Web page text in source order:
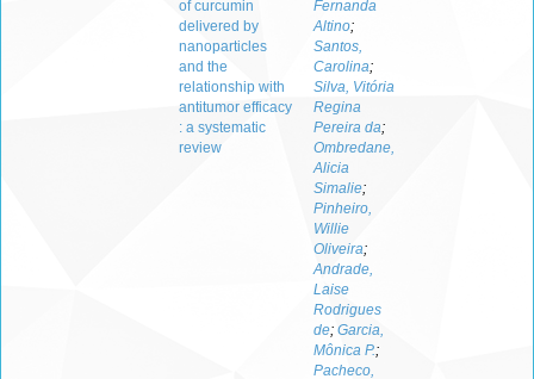
of curcumin
delivered by
nanoparticles
and the
relationship with
antitumor efficacy
: a systematic
review
Fernanda
Altino;
Santos,
Carolina;
Silva, Vitória
Regina
Pereira da;
Ombredane,
Alicia
Simalie;
Pinheiro,
Willie
Oliveira;
Andrade,
Laise
Rodrigues
de; Garcia,
Mônica P.;
Pacheco,